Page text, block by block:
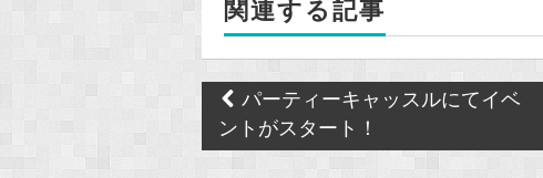
o
k
関連する記事
Post
navigation
パーティーキャッスルにてイベ
ントがスタート！